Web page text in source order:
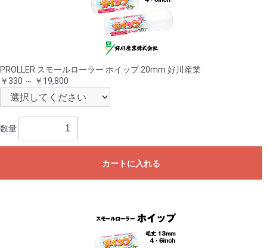
PROLLER スモールローラー ホイップ 20mm 好川産業
￥330 ～ ￥19,800
数量
カートに入れる